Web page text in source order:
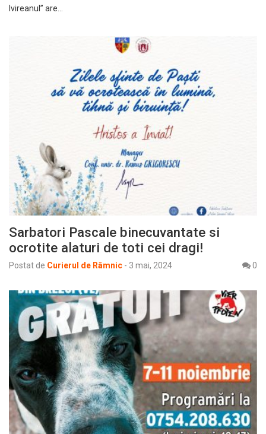
Ivireanul” are…
Sarbatori Pascale binecuvantate si
ocrotite alaturi de toti cei dragi!
Postat de Curierul de Râmnic - 3 mai, 2024 0